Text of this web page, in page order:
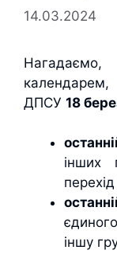
14.03.2024
ДПСУ 18
інших
іншу